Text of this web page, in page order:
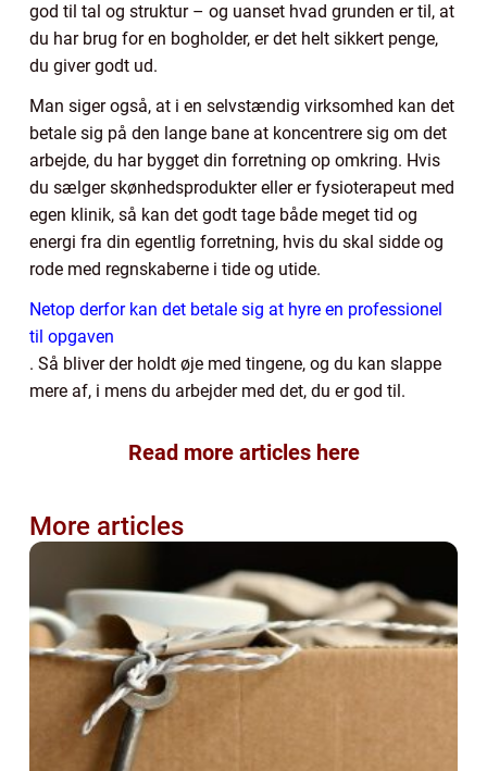
god til tal og struktur – og uanset hvad grunden er til, at
du har brug for en bogholder, er det helt sikkert penge,
du giver godt ud.
Man siger også, at i en selvstændig virksomhed kan det
betale sig på den lange bane at koncentrere sig om det
arbejde, du har bygget din forretning op omkring. Hvis
du sælger skønhedsprodukter eller er fysioterapeut med
egen klinik, så kan det godt tage både meget tid og
energi fra din egentlig forretning, hvis du skal sidde og
rode med regnskaberne i tide og utide.
Netop derfor kan det betale sig at hyre en professionel
til opgaven
. Så bliver der holdt øje med tingene, og du kan slappe
mere af, i mens du arbejder med det, du er god til.
Read more articles here
More articles